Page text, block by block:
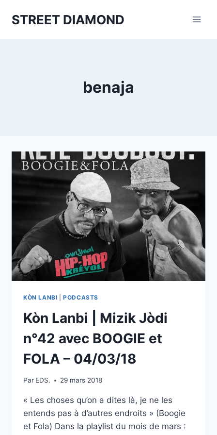
STREET DIAMOND
benaja
KÒN LANBI |PODCASTS
Kòn Lanbi | Mizik Jòdi
n°42 avec BOOGIE et
FOLA – 04/03/18
Par EDS. 29 mars 2018
« Les choses qu’on a dites là, je ne les
entends pas à d’autres endroits » (Boogie
et Fola) Dans la playlist du mois de mars :